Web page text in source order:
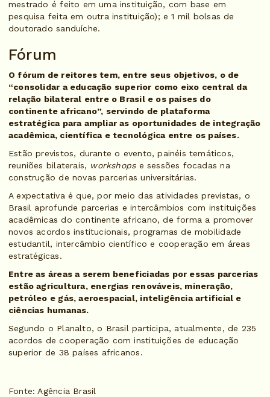
mestrado é feito em uma instituição, com base em
pesquisa feita em outra instituição); e 1 mil bolsas de
doutorado sanduíche.
Fórum
O fórum de reitores tem, entre seus objetivos, o de
“consolidar a educação superior como eixo central da
relação bilateral entre o Brasil e os países do
continente africano”, servindo de plataforma
estratégica para ampliar as oportunidades de integração
acadêmica, científica e tecnológica entre os países.
Estão previstos, durante o evento, painéis temáticos,
reuniões bilaterais, workshops e sessões focadas na
construção de novas parcerias universitárias.
A expectativa é que, por meio das atividades previstas, o
Brasil aprofunde parcerias e intercâmbios com instituições
acadêmicas do continente africano, de forma a promover
novos acordos institucionais, programas de mobilidade
estudantil, intercâmbio científico e cooperação em áreas
estratégicas.
Entre as áreas a serem beneficiadas por essas parcerias
estão agricultura, energias renováveis, mineração,
petróleo e gás, aeroespacial, inteligência artificial e
ciências humanas.
Segundo o Planalto, o Brasil participa, atualmente, de 235
acordos de cooperação com instituições de educação
superior de 38 países africanos.
Fonte: Agência Brasil